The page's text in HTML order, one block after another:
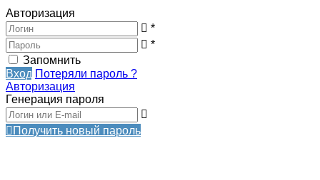
Авторизация
*
*
Запомнить
Вход Потеряли пароль ?
Авторизация
Генерация пароля
Получить новый пароль